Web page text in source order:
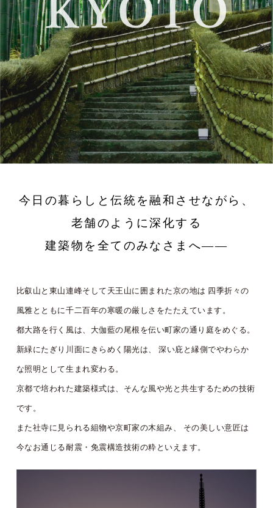
今日の暮らしと伝統を融和させながら、
老舗のように深化する
建築物を全てのみなさまへ——
比叡山と東山連峰そして天王山に囲まれた京の地は 四季折々の
風雅とともに千二百年の寒暖の厳しさをたたえています。
都大路を行く風は、大伽藍の尾根を伝い町家の通り庭をめぐる。
新緑にたぎり川面にきらめく陽光は、 深い庇と縁側でやわらか
な照明として生まれ変わる。
京都で培われた建築様式は、そんな風や光と共生するための技術
です。
また社寺に見られる組物や京町家の木組み、 その美しい意匠は
今なお通じる耐震・免震構造技術の粋といえます。